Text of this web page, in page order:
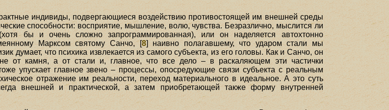
индивиды, подвергающиеся воздействию противостоящей им внешней среды
способности: восприятие, мышление, волю, чувства. Безразлично, мыслится ли
бы и очень сложно запрограммированная), или он наделяется автохтонно
Марксом святому Санчо, [8] наивно полагавшему, что ударом стали мы
думает, что психика извлекается из самого субъекта, из его головы. Как и Санчо, он
не от камня, а от стали и, главное, что все дело – в раскаляющем эти частички
упускает главное звено – процессы, опосредующие связи субъекта с реальным
отражение им реальности, переход материального в идеальное. А это суть
внешней и практической, а затем приобретающей также форму внутренней